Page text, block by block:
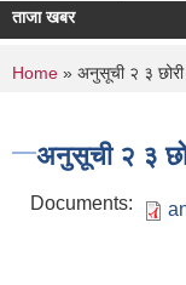
ताजा खबर
You are
Home » अनुसूची २ ३ छोरी
अनुसूची २ ३
Documents: